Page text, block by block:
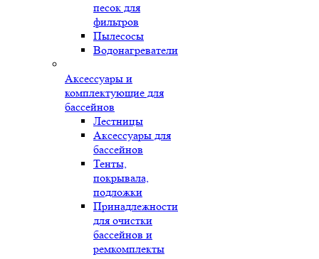
песок для
фильтров
Пылесосы
Водонагреватели
Аксессуары и
комплектующие для
бассейнов
Лестницы
Аксессуары для
бассейнов
Тенты,
покрывала,
подложки
Принадлежности
для очистки
бассейнов и
ремкомплекты